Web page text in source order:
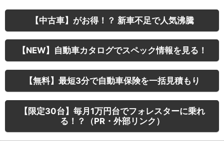
【中古車】がお得！？ 新車不足で人気沸騰
【NEW】自動車カタログでスペック情報を見る！
【無料】最短3分で自動車保険を一括見積もり
【限定30台】毎月1万円台でフォレスターに乗れ
る！？（PR・外部リンク）